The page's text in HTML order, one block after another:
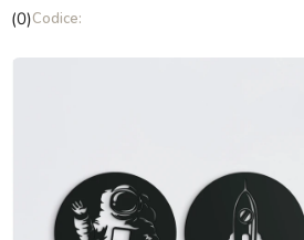
La
media
stelle.
(0)